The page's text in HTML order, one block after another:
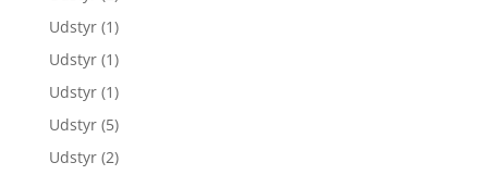
Udstyr (1)
Udstyr (1)
Udstyr (1)
Udstyr (5)
Udstyr (2)